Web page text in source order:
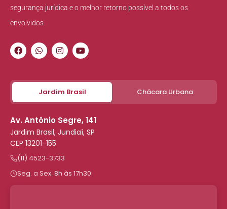
segurança jurídica e o melhor retorno possível a todos os
envolvidos.
Jardim Brasil Chácara Urbana
Av. Antônio Segre, 141
Jardim Brasil, Jundiaí, SP
CEP 13201-155
(11) 4523-3733
Seg. a Sex. 8h às 17h30